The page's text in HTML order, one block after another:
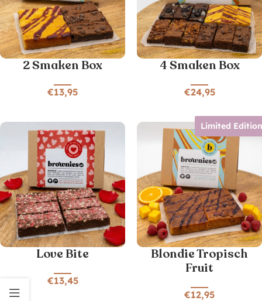
2 Smaken Box
€13,95
4 Smaken Box
€24,95
Love Bite
€13,45
Blondie Tropisch
Fruit
€12,95
Limited Edition